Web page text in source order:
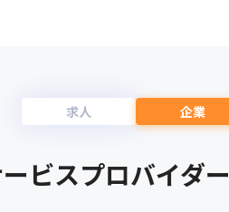
求人 企業
ビスプロバイダー